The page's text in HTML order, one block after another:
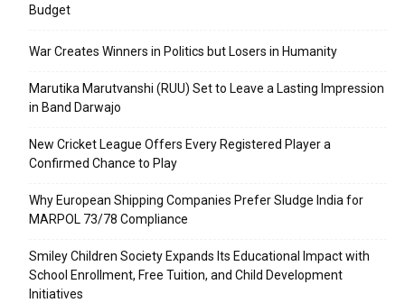
Budget
War Creates Winners in Politics but Losers in Humanity
Marutika Marutvanshi (RUU) Set to Leave a Lasting Impression
in Band Darwajo
New Cricket League Offers Every Registered Player a
Confirmed Chance to Play
Why European Shipping Companies Prefer Sludge India for
MARPOL 73/78 Compliance
Smiley Children Society Expands Its Educational Impact with
School Enrollment, Free Tuition, and Child Development
Initiatives